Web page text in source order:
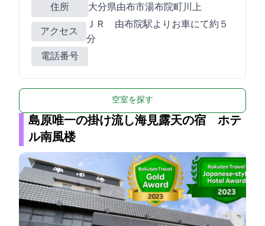
住所 大分県由布市湯布院町川上1530-10
アクセス
ＪＲ 由布院駅よりお車にて約５
分
電話番号
空室を探す
島原唯一の掛け流し海見露天の宿 ホテ
ル南風楼